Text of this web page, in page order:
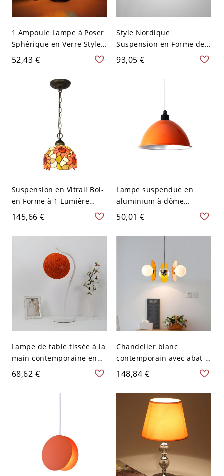
1 Ampoule Lampe à Poser
Sphérique en Verre Style
Marocain Lampe de Table
en Métal - 110 V-120 V
Prise secteur Orange
52,43 €
Style Nordique
Suspension en Forme de
Bol de Double Couche
Lampe Suspendue
Métallique à 1 Tête pour
93,05 €
Suspension en Vitrail Bol-
en Forme à 1 Lumière
Lampe Suspendue Style
Tiffany - 110 V-120 V
Orange 20,32 cm
145,66 €
Lampe suspendue en
aluminium à dôme
unique de style vintage
pour salon en orange,
largeur de 12,5"
50,01 €
Lampe de table tissée à la
main contemporaine en
rotin orange avec 1
ampoule pour la lecture
dans la chambre
68,62 €
Chandelier blanc
contemporain avec abat-
jour en verre réglable
pour usage résidentiel -
110 V-120 V Orange 3
148,84 €